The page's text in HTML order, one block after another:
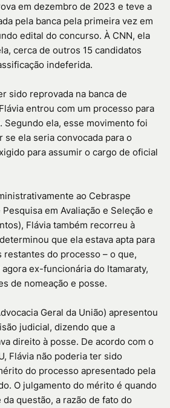
em dezembro de 2023 e teve a
pela banca pela primeira vez em
edital do concurso. À CNN, ela
cerca de outros 15 candidatos
indeferida.
sido reprovada na banca de
entrou com um processo para
Segundo ela, esse movimento foi
se ela seria convocada para o
para assumir o cargo de oficial
ao Cebraspe
em Avaliação e Seleção e
Flávia também recorreu à
que ela estava apta para
restantes do processo – o que,
ex-funcionária do Itamaraty,
de nomeação e posse.
Geral da União) apresentou
judicial, dizendo que a
direito à posse. De acordo com o
Flávia não poderia ter sido
do processo apresentado pela
O julgamento do mérito é quando
questão, a razão de fato do